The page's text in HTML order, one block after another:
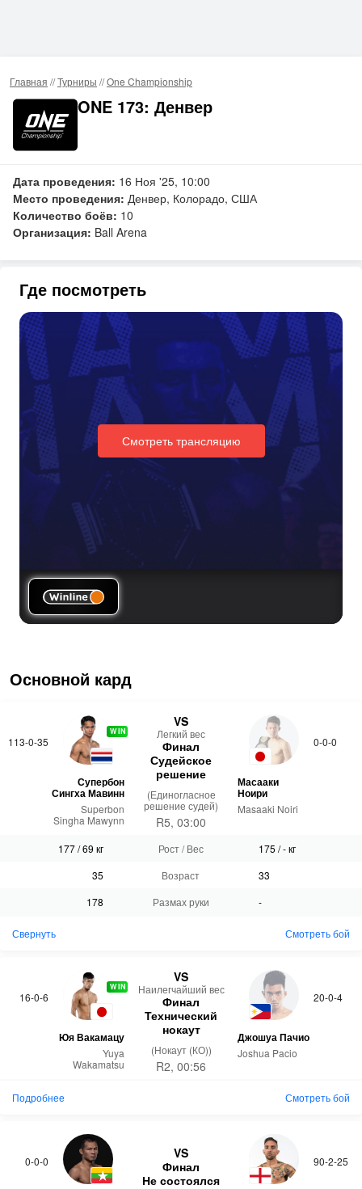
Главная //Турниры //One Championship
ONE 173: Денвер
Дата проведения: 16 Ноя '25, 10:00
Место проведения: Денвер, Колорадо, США
Количество боёв: 10
Организация: Ball Arena
Где посмотреть
Смотреть трансляцию
Основной кард
113-0-35
WIN
Супербон
Сингха Мавинн
Superbon
Singha Mawynn
VS
Легкий вес
Финал
Судейское
решение
(Единогласное
решение судей)
R5, 03:00
Смотреть бой
0-0-0
Масааки
Ноири
Masaaki Noiri
177 / 69 кг
35
178
Рост / Вес
Возраст
Размах руки
175 / - кг
33
-
Свернуть
16-0-6
WIN
Юя Вакамацу
Yuya
Wakamatsu
VS
Наилегчайший вес
Финал
Технический
нокаут
(Нокаут (КО))
R2, 00:56
Смотреть бой
20-0-4
Джошуа Пачио
Joshua Pacio
Подробнее
0-0-0
VS
Финал
Не состоялся
90-2-25